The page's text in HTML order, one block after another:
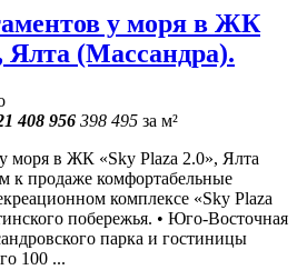
у моря в ЖК
Ялта (Массандра).
408 956 398 495 за м²
моря в ЖК «Sky Plaza 2.0», Ялта
к продаже комфортабельные
комплексе «Sky Plaza
побережья. • Юго-Восточная
парка и гостиницы
100 ...